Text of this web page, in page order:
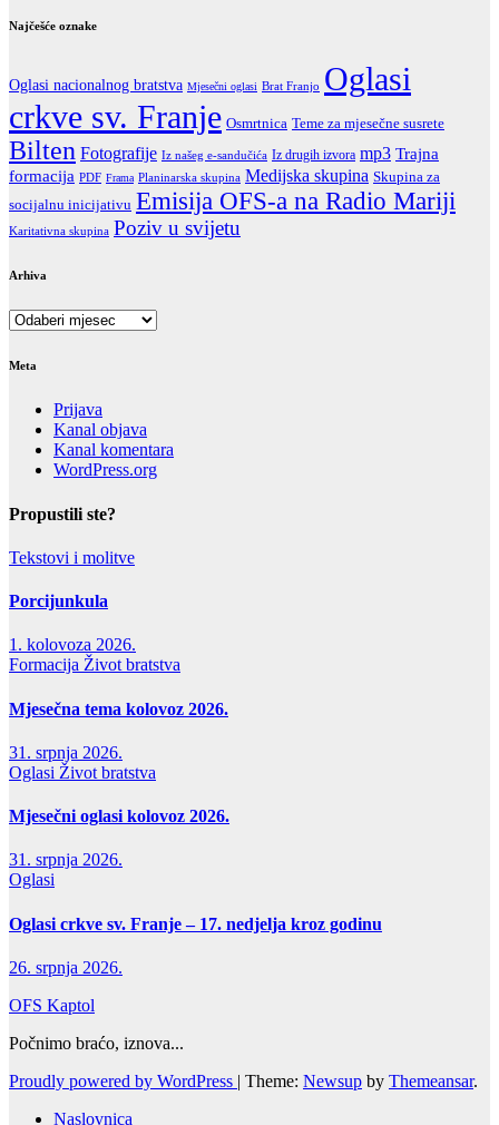
Najčešće oznake
Oglasi nacionalnog bratstva Mjesečni oglasi Brat Franjo Oglasi
crkve sv. Franje Osmrtnica Teme za mjesečne susrete
Bilten Fotografije Iz našeg e-sandučića Iz drugih izvora mp3 Trajna
formacija PDF Frama Planinarska skupina Medijska skupina Skupina za
socijalnu inicijativu Emisija OFS-a na Radio Mariji
Karitativna skupina Poziv u svijetu
Arhiva
Arhiva
Meta
Prijava
Kanal objava
Kanal komentara
WordPress.org
Propustili ste?
Tekstovi i molitve
Porcijunkula
1. kolovoza 2026.
Formacija Život bratstva
Mjesečna tema kolovoz 2026.
31. srpnja 2026.
Oglasi Život bratstva
Mjesečni oglasi kolovoz 2026.
31. srpnja 2026.
Oglasi
Oglasi crkve sv. Franje – 17. nedjelja kroz godinu
26. srpnja 2026.
OFS Kaptol
Počnimo braćo, iznova...
Proudly powered by WordPress | Theme: Newsup by Themeansar.
Naslovnica